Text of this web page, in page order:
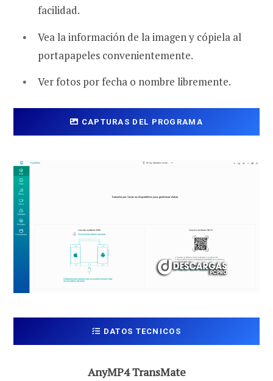
facilidad.
Vea la información de la imagen y cópiela al
portapapeles convenientemente.
Ver fotos por fecha o nombre libremente.
CAPTURAS DEL PROGRAMA
DATOS TECNICOS
AnyMP4 TransMate